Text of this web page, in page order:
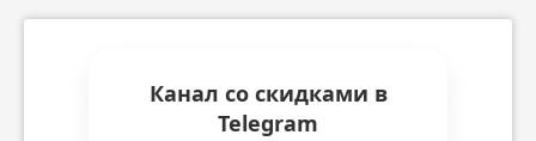
Канал со скидками в
Telegram